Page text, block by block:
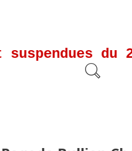
suspendues